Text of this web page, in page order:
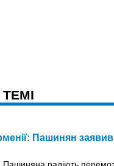
ТЕМІ
Пашинян